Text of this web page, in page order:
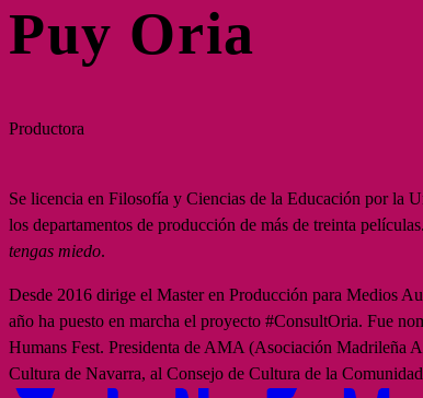
Puy Oria
Productora
Se licencia en Filosofía y Ciencias de la Educación por la
los departamentos de producción de más de treinta
tengas miedo.
Desde 2016 dirige el Master en Producción para Medios
año ha puesto en marcha el proyecto #ConsultOria. Fue
Humans Fest. Presidenta de AMA (Asociación Madrileña
Cultura de Navarra, al Consejo de Cultura de la